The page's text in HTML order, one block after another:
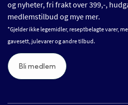
og nyheter, fri frakt over 399,-,
medlemstilbud og mye mer.
*Gjelder ikke legemidler, reseptbelagte varer,
gavesett, julevarer og andre tilbud.
Bli medlem